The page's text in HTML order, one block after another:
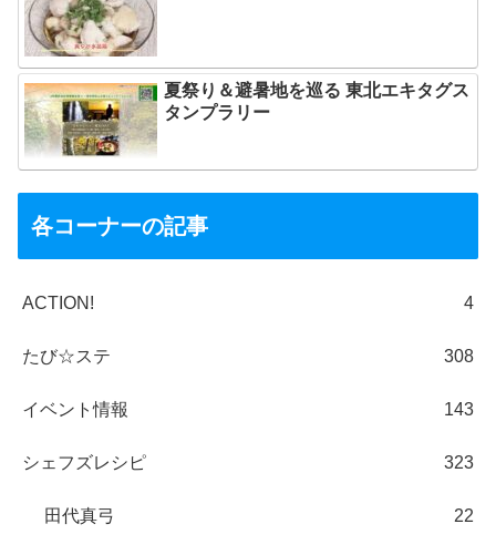
夏祭り＆避暑地を巡る 東北エキタグス
タンプラリー
各コーナーの記事
ACTION! 4
たび☆ステ 308
イベント情報 143
シェフズレシピ 323
田代真弓 22